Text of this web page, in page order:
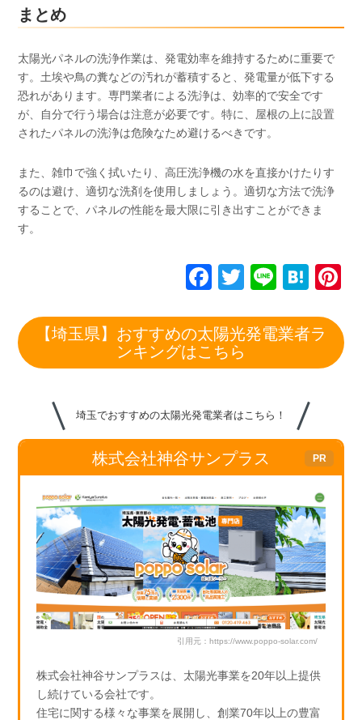
まとめ
太陽光パネルの洗浄作業は、発電効率を維持するために重要で
す。土埃や鳥の糞などの汚れが蓄積すると、発電量が低下する
恐れがあります。専門業者による洗浄は、効率的で安全です
が、自分で行う場合は注意が必要です。特に、屋根の上に設置
されたパネルの洗浄は危険なため避けるべきです。
また、雑巾で強く拭いたり、高圧洗浄機の水を直接かけたりす
るのは避け、適切な洗剤を使用しましょう。適切な方法で洗浄
することで、パネルの性能を最大限に引き出すことができま
す。
F
c
e
o
o
k
T
tt
Li
e
H
e
e
【埼玉県】おすすめの太陽光発電業者ラ
ンキングはこちら
埼玉でおすすめの太陽光発電業者はこちら！
株式会社神谷サンプラス
引用元：https://www.poppo-solar.com/
株式会社神谷サンプラスは、太陽光事業を20年以上提供
し続けている会社です。
住宅に関する様々な事業を展開し、創業70年以上の豊富